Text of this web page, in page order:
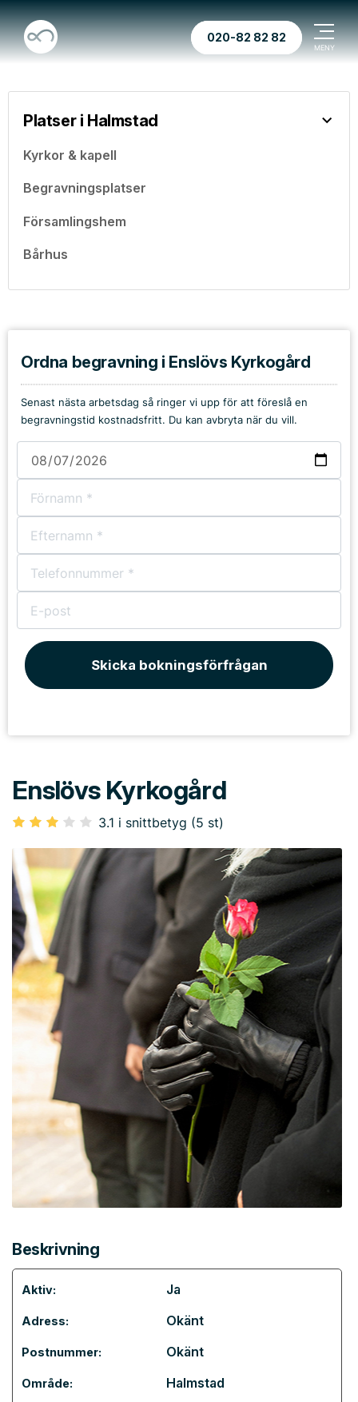
020-82 82 82
Platser i Halmstad
Kyrkor & kapell
Begravningsplatser
Församlingshem
Bårhus
Ordna begravning i Enslövs Kyrkogård
Senast nästa arbetsdag så ringer vi upp för att föreslå en
begravningstid kostnadsfritt. Du kan avbryta när du vill.
Skicka bokningsförfrågan
Enslövs Kyrkogård
3.1 i snittbetyg (5 st)
Beskrivning
Aktiv: Ja
Adress: Okänt
Postnummer: Okänt
Område: Halmstad